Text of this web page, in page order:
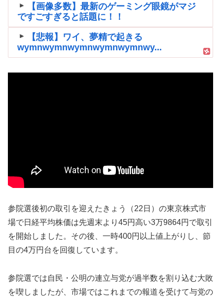
【画像多数】最新のゲーミング眼鏡がマジ
ですごすぎると話題に！！
【悲報】ワイ、夢精で起きる
wymnwymnwymnwymnwymnwy...
参院選後初の取引を迎えたきょう（22日）の東京株式市
場で日経平均株価は先週末より45円高い3万9864円で取引
を開始しました。その後、一時400円以上値上がりし、節
目の4万円台を回復しています。
参院選では自民・公明の連立与党が過半数を割り込む大敗
を喫しましたが、市場ではこれまでの報道を受けて与党の